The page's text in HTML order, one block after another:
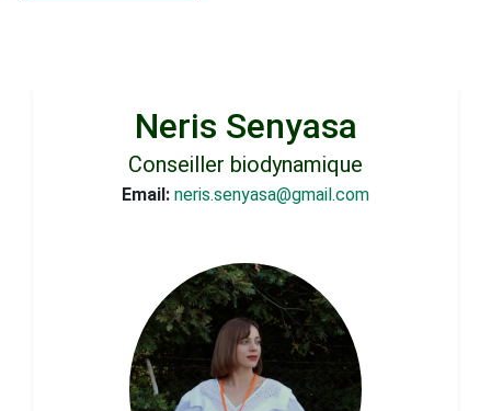
Neris Senyasa
Conseiller biodynamique
Email: neris.senyasa@gmail.com